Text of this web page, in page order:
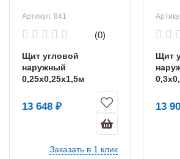
Артикул: 841
(0)
Щит угловой
наружный
0,25х0,25х1,5м
13 648 ₽
Заказать в 1 клик
Щит
13